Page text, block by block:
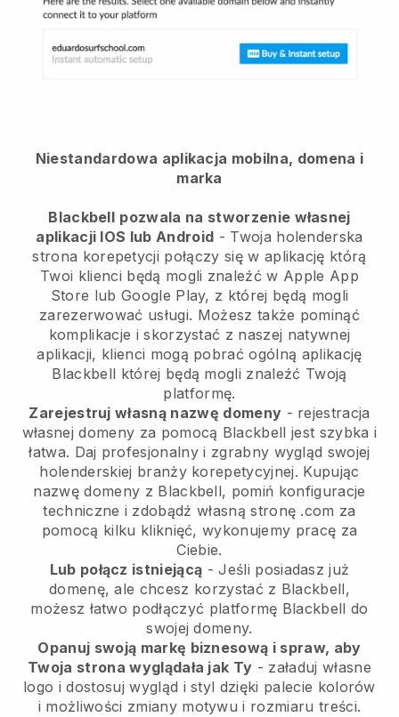
Niestandardowa aplikacja mobilna, domena i
marka
Blackbell pozwala na stworzenie własnej
aplikacji IOS lub Android - Twoja holenderska
strona korepetycji połączy się w aplikację którą
Twoi klienci będą mogli znaleźć w Apple App
Store lub Google Play, z której będą mogli
zarezerwować usługi. Możesz także pominąć
komplikacje i skorzystać z naszej natywnej
aplikacji, klienci mogą pobrać ogólną aplikację
Blackbell której będą mogli znaleźć Twoją
platformę.
Zarejestruj własną nazwę domeny - rejestracja
własnej domeny za pomocą Blackbell jest szybka i
łatwa. Daj profesjonalny i zgrabny wygląd swojej
holenderskiej branży korepetycyjnej. Kupując
nazwę domeny z Blackbell, pomiń konfiguracje
techniczne i zdobądź własną stronę .com za
pomocą kilku kliknięć, wykonujemy pracę za
Ciebie.
Lub połącz istniejącą - Jeśli posiadasz już
domenę, ale chcesz korzystać z Blackbell,
możesz łatwo podłączyć platformę Blackbell do
swojej domeny.
Opanuj swoją markę biznesową i spraw, aby
Twoja strona wyglądała jak Ty - załaduj własne
logo i dostosuj wygląd i styl dzięki palecie kolorów
i możliwości zmiany motywu i rozmiaru treści.